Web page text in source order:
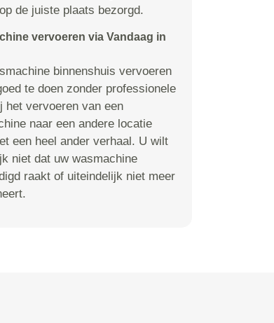
de juiste plaats bezorgd.
vervoeren via Vandaag in
binnenshuis vervoeren
te doen zonder professionele
het vervoeren van een
naar een andere locatie
een heel ander verhaal. U wilt
niet dat uw wasmachine
raakt of uiteindelijk niet meer